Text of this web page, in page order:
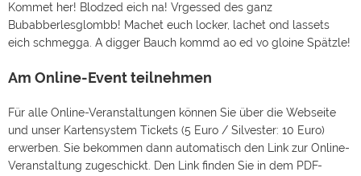
Kommet her! Blodzed eich na! Vrgessed des ganz
Bubabberlesglombb! Machet euch locker, lachet ond lassets
eich schmegga. A digger Bauch kommd ao ed vo gloine Spätzle!
Am Online-Event teilnehmen
Für alle Online-Veranstaltungen können Sie über die Webseite
und unser Kartensystem Tickets (5 Euro / Silvester: 10 Euro)
erwerben. Sie bekommen dann automatisch den Link zur Online-
Veranstaltung zugeschickt. Den Link finden Sie in dem PDF-